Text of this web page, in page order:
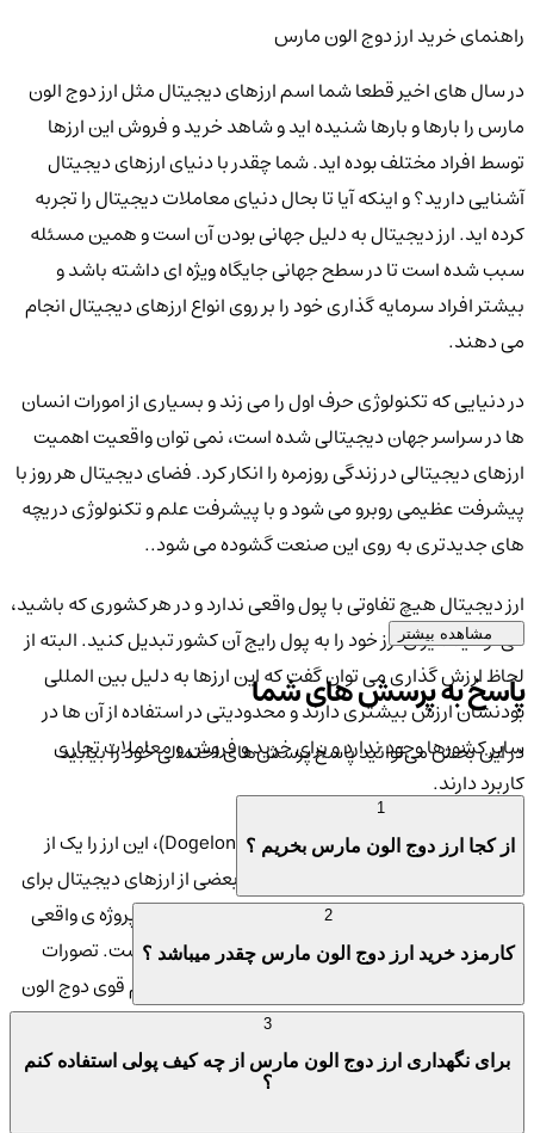
راهنمای خرید ارز دوج الون مارس
در سال های اخیر قطعا شما اسم ارزهای دیجیتال مثل ارز دوج الون
مارس را بارها و بارها شنیده اید و شاهد خرید و فروش این ارزها
توسط افراد مختلف بوده اید. شما چقدر با دنیای ارزهای دیجیتال
آشنایی دارید؟ و اینکه آیا تا بحال دنیای معاملات دیجیتال را تجربه
کرده اید. ارز دیجیتال به دلیل جهانی بودن آن است و همین مسئله
سبب شده است تا در سطح جهانی جایگاه ویژه ای داشته باشد و
بیشتر افراد سرمایه گذاری خود را بر روی انواع ارزهای دیجیتال انجام
می دهند.
در دنیایی که تکنولوژی حرف اول را می زند و بسیاری از امورات انسان
ها در سراسر جهان دیجیتالی شده است، نمی توان واقعیت اهمیت
ارزهای دیجیتالی در زندگی روزمره را انکار کرد. فضای دیجیتال هر روز با
پیشرفت عظیمی روبرو می شود و با پیشرفت علم و تکنولوژی دریچه
های جدیدتری به روی این صنعت گشوده می شود..
ارز دیجیتال هیچ تفاوتی با پول واقعی ندارد و در هر کشوری که باشید،
می توانید میزان ارز خود را به پول رایج آن کشور تبدیل کنید. البته از
لحاظ ارزش گذاری می توان گفت که این ارزها به دلیل بین المللی
بودنشان ارزش بیشتری دارند و محدودیتی در استفاده از آن ها در
سایر کشورها وجود ندارد و برای خرید و فروش و معاملات تجاری
کاربرد دارند.
اما در این بین تیم ارز دوج الون مارس (Dogelon)، این ارز را یک از
ارزهای رایج جهانی معرفی کرد. در واقع بعضی از ارزهای دیجیتال برای
سرگرمی و بازی ساخته شده اند. اما ارز دوج الون یک پروژه ی واقعی
است که هر روز به سرعت در حال پیشرفت و نوآوری است. تصورات
منفی و مثبت زیادی در خصوص این ارز وجود دارد. تیم قوی دوج الون
مارس در تلاش است تا اعتبار خود را در سطح جهانی تقویت کند و بر
روی ادعای واقعی بودن خود پایدار بماند.
مشاهده بیشتر
پاسخ به پرسش های شما
در این بخش می‌توانید پاسخ پرسش‌های احتمالی خود را بیابید
از کجا ارز دوج الون مارس بخریم ؟
کارمزد خرید ارز دوج الون مارس چقدر میباشد ؟
برای نگهداری ارز دوج الون مارس از چه کیف پولی استفاده کنم
؟